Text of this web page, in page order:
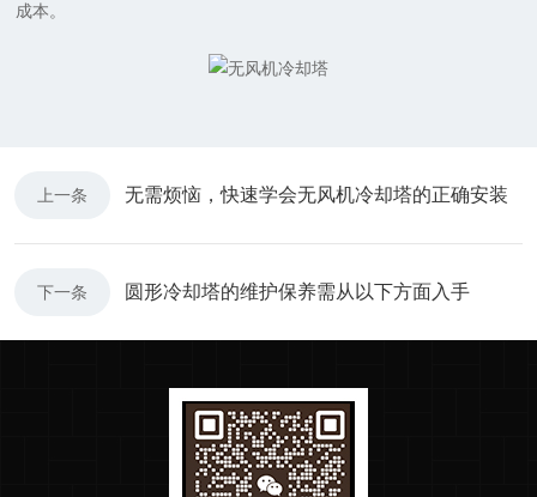
成本。
上一条 无需烦恼，快速学会无风机冷却塔的正确安装
下一条 圆形冷却塔的维护保养需从以下方面入手